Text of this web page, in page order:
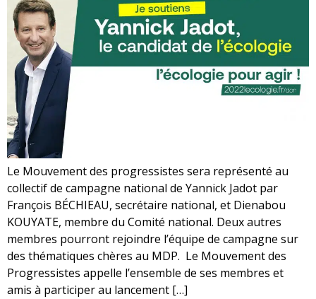
Le Mouvement des progressistes sera représenté au
collectif de campagne national de Yannick Jadot par
François BÉCHIEAU, secrétaire national, et Dienabou
KOUYATE, membre du Comité national. Deux autres
membres pourront rejoindre l’équipe de campagne sur
des thématiques chères au MDP. Le Mouvement des
Progressistes appelle l’ensemble de ses membres et
amis à participer au lancement […]